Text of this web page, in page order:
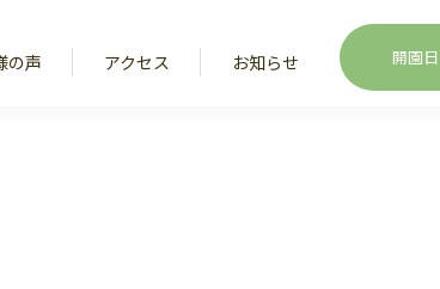
の声 アクセス お知らせ 開園